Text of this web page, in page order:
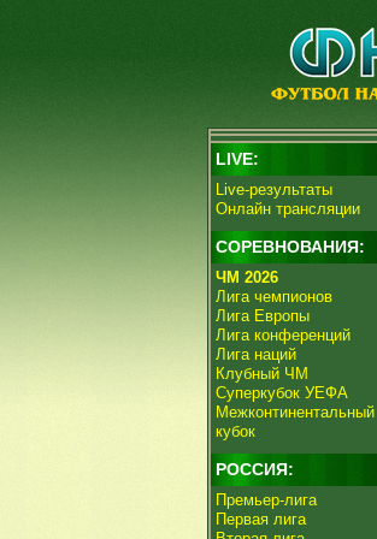
LIVE:
Live-результаты
Онлайн трансляции
СОРЕВНОВАНИЯ:
ЧМ 2026
Лига чемпионов
Лига Европы
Лига конференций
Лига наций
Клубный ЧМ
Суперкубок УЕФА
Межконтинентальный
кубок
РОССИЯ:
Премьер-лига
Первая лига